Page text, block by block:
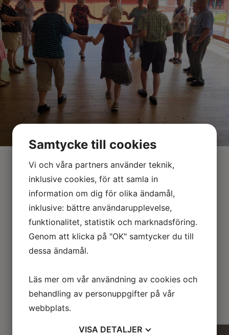
Seniordans
Seniordans på torsdagar kl 13.30 till 16.00 från den 11 juni
till och
med 20 augusti på vår utedansbana Forsbryggan (med tak)
Eriksson tel. 0730 62
1147 är ansvarig.
I PAUSEN FIKAR VI I DALSTUGAN - SÄTERDALENS
RESTAURANG & CAFÈ
Samtycke till cookies
Vi och våra partners använder teknik,
inklusive cookies, för att samla in
information om dig för olika ändamål,
inklusive: bättre användarupplevelse,
funktionalitet, statistik och marknadsföring.
Genom att klicka på "OK" samtycker du till
dessa ändamål.
Läs mer om vår användning av cookies och
behandling av personuppgifter på vår
webbplats.
VISA DETALJER